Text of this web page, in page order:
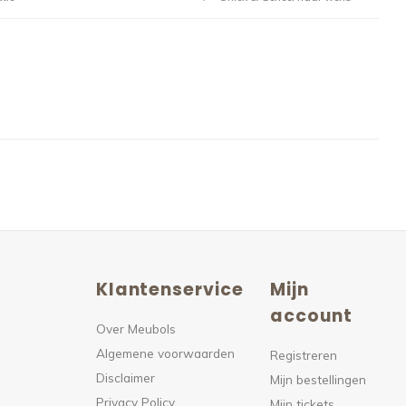
Klantenservice
Over Meubols
Algemene voorwaarden
Disclaimer
Privacy Policy
Mijn
account
Registreren
Mijn bestellingen